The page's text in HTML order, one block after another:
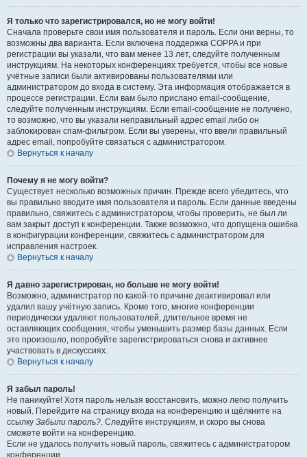
Я только что зарегистрировался, но не могу войти!
Сначала проверьте свои имя пользователя и пароль. Если они верны, то
возможны два варианта. Если включена поддержка COPPA и при
регистрации вы указали, что вам менее 13 лет, следуйте полученным
инструкциям. На некоторых конференциях требуется, чтобы все новые
учётные записи были активированы пользователями или
администратором до входа в систему. Эта информация отображается в
процессе регистрации. Если вам было прислано email-сообщение,
следуйте полученным инструкциям. Если email-сообщение не получено,
то возможно, что вы указали неправильный адрес email либо он
заблокирован спам-фильтром. Если вы уверены, что ввели правильный
адрес email, попробуйте связаться с администратором.
Вернуться к началу
Почему я не могу войти?
Существует несколько возможных причин. Прежде всего убедитесь, что
вы правильно вводите имя пользователя и пароль. Если данные введены
правильно, свяжитесь с администратором, чтобы проверить, не был ли
вам закрыт доступ к конференции. Также возможно, что допущена ошибка
в конфигурации конференции, свяжитесь с администратором для
исправления настроек.
Вернуться к началу
Я давно зарегистрирован, но больше не могу войти!
Возможно, администратор по какой-то причине деактивировал или
удалил вашу учётную запись. Кроме того, многие конференции
периодически удаляют пользователей, длительное время не
оставляющих сообщения, чтобы уменьшить размер базы данных. Если
это произошло, попробуйте зарегистрироваться снова и активнее
участвовать в дискуссиях.
Вернуться к началу
Я забыл пароль!
Не паникуйте! Хотя пароль нельзя восстановить, можно легко получить
новый. Перейдите на страницу входа на конференцию и щёлкните на
ссылку Забыли пароль?. Следуйте инструкциям, и скоро вы снова
сможете войти на конференцию.
Если не удалось получить новый пароль, свяжитесь с администратором